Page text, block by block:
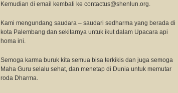
Kemudian di email kembali ke contactus@shenlun.org.
Kami mengundang saudara – saudari sedharma yang berada di
kota Palembang dan sekitarnya untuk ikut dalam Upacara api
homa ini.
Semoga karma buruk kita semua bisa terkikis dan juga semoga
Maha Guru selalu sehat, dan menetap di Dunia untuk memutar
roda Dharma.